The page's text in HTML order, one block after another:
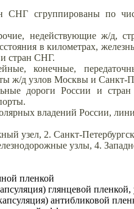
СНГ сгруппированы по
недействующие ж/д,
в километрах,
стран СНГ.
конечные,
ж/д узлов Москвы и Санкт-
дороги России и
владений России,
узел, 2. Санкт-
узлы, 4.
пленкой
глянцевой
антибликовой